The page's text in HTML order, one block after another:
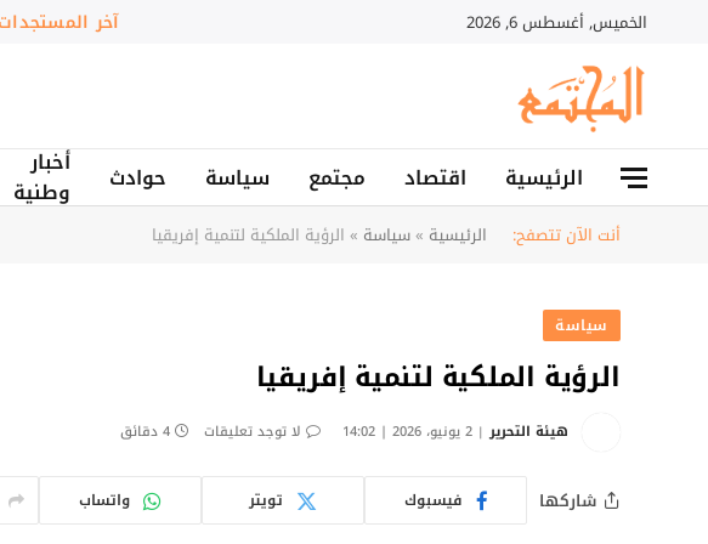
الخميس, أغسطس 6, 2026 آخر
الرئيسية اقتصاد مجتمع سياسة حوادث
أخبار
وطنية
أنت الآن تتصفح: الرئيسية »سياسة » الرؤية الملكية لتنمية إفريقيا
سياسة
الرؤية الملكية لتنمية إفريقيا
هيئة التحرير 2 يونيو، 2026 | 14:02 لا توجد تعليقات 4 دقائق
شاركها فيسبوك تويتر واتساب